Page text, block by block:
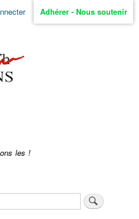
Aller
Adhérer - Nous soutenir
les !